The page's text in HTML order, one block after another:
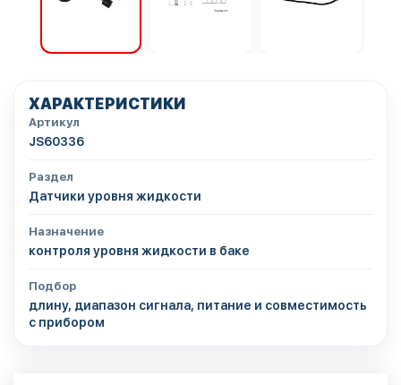
ХАРАКТЕРИСТИКИ
Артикул
JS60336
Раздел
Датчики уровня жидкости
Назначение
контроля уровня жидкости в баке
Подбор
длину, диапазон сигнала, питание и совместимость
с прибором